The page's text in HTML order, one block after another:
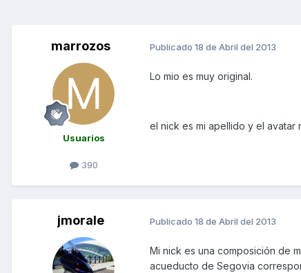
marrozos
Usuarios
390
Publicado 18 de Abril del 2013
Lo mio es muy original.
el nick es mi apellido y el avatar
jmorale Publicado 18 de Abril del 2013
Mi nick es una composición de
acueducto de Segovia